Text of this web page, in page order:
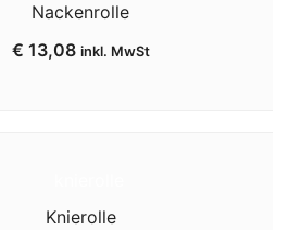
Nackenrolle
€ 13,08 inkl. MwSt
Knierolle